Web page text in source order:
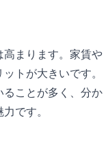
高まります。家賃や
トが大きいです。
ることが多く、分か
です。